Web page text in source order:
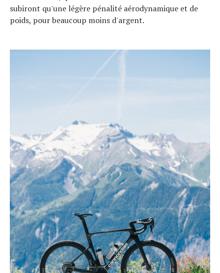
subiront qu'une légère pénalité aérodynamique et de
poids, pour beaucoup moins d'argent.